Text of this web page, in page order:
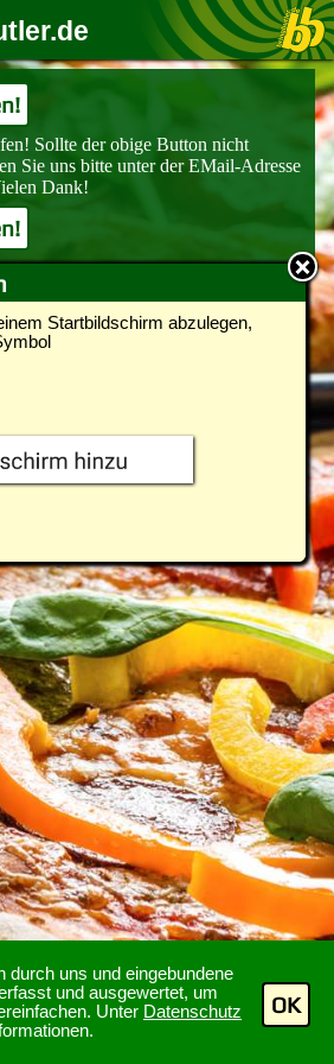
durch uns und eingebundene
und ausgewertet, um
Unter Datenschutz
OK
Startbildschirm abzulegen,